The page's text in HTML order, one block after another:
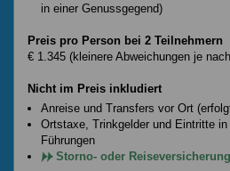
in einer Genussgegend)
Preis pro Person bei 2 Teilnehmern
€ 1.345 (kleinere Abweichungen je
Nicht im Preis inkludiert
Anreise und Transfers vor Ort
Ortstaxe, Trinkgelder und Eintritte
Führungen
Storno- oder Reiseversicherung